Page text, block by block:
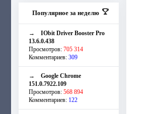
Популярное за неделю
→ IObit Driver Booster Pro
13.6.0.438
Просмотров: 705 314
Комментариев: 309
→ Google Chrome
151.0.7922.109
Просмотров: 568 894
Комментариев: 122